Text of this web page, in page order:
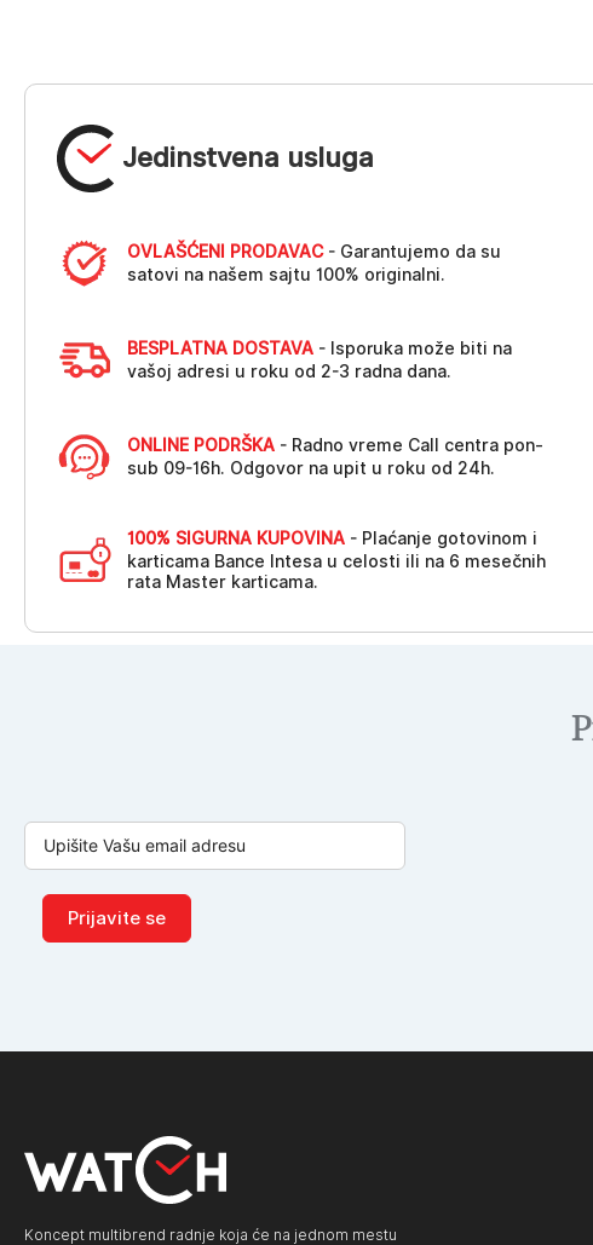
Jedinstvena usluga
OVLAŠĆENI PRODAVAC- Garantujemo da su
satovi na našem sajtu 100% originalni.
BESPLATNA DOSTAVA - Isporuka može biti na
vašoj adresi u roku od 2-3 radna dana.
ONLINE PODRŠKA - Radno vreme Call centra pon-
sub 09-16h. Odgovor na upit u roku od 24h.
100% SIGURNA KUPOVINA - Plaćanje gotovinom i
karticama Bance Intesa u celosti ili na 6 mesečnih
rata Master karticama.
Prijavite se
Koncept multibrend radnje koja će na jednom mestu